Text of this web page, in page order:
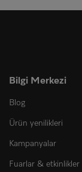
Bilgi Merkezi
Blog
Ürün yenilikleri
Kampanyalar
Fuarlar & etkinlikler